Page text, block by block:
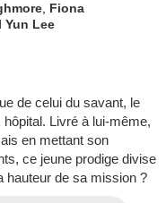
Fiona
Yun Lee
de celui du savant, le
Livré à lui-même,
en mettant son
ce jeune prodige divise
hauteur de sa mission ?